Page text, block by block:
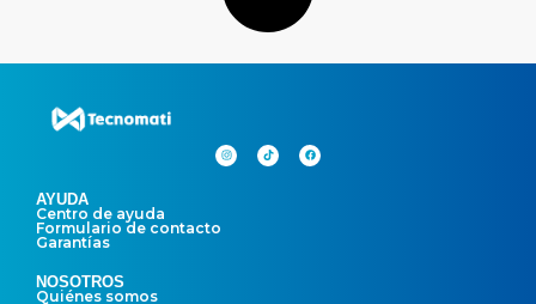
AYUDA
Centro de ayuda
Formulario de contacto
Garantías
NOSOTROS
Quiénes somos